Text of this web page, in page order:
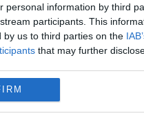
personal information by third
participants. This
by us to third parties on the
that may further
POLITICA
mecanismului
pentru energie și
pe cărbune.